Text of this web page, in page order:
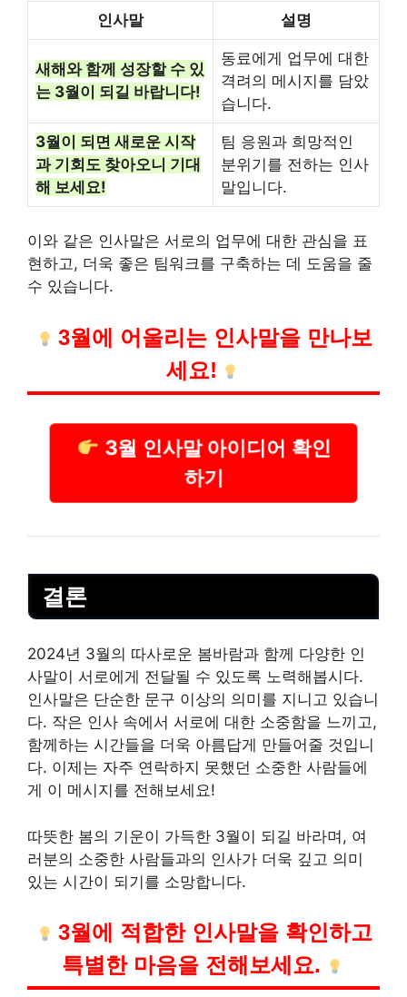
인사말 설명
새해와 함께 성장할 수 있
는 3월이 되길 바랍니다!
동료에게 업무에 대한
격려의 메시지를 담았
습니다.
3월이 되면 새로운 시작
과 기회도 찾아오니 기대
해 보세요!
팀 응원과 희망적인
분위기를 전하는 인사
말입니다.
이와 같은 인사말은 서로의 업무에 대한 관심을 표
현하고, 더욱 좋은 팀워크를 구축하는 데 도움을 줄
수 있습니다.
3월에 어울리는 인사말을 만나보
세요!
3월 인사말 아이디어 확인
하기
결론
2024년 3월의 따사로운 봄바람과 함께 다양한 인
사말이 서로에게 전달될 수 있도록 노력해봅시다.
인사말은 단순한 문구 이상의 의미를 지니고 있습니
다. 작은 인사 속에서 서로에 대한 소중함을 느끼고,
함께하는 시간들을 더욱 아름답게 만들어줄 것입니
다. 이제는 자주 연락하지 못했던 소중한 사람들에
게 이 메시지를 전해보세요!
따뜻한 봄의 기운이 가득한 3월이 되길 바라며, 여
러분의 소중한 사람들과의 인사가 더욱 깊고 의미
있는 시간이 되기를 소망합니다.
3월에 적합한 인사말을 확인하고
특별한 마음을 전해보세요.